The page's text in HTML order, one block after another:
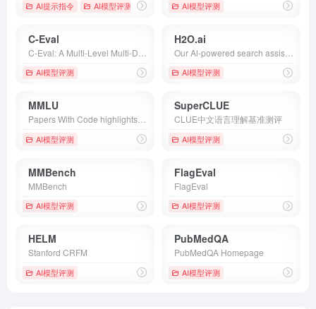
AI提示指令 AI模型评测 AI模型评测
C-Eval
AI模型评测
H2O.ai
AI模型评测
MMLU
AI模型评测
SuperCLUE
CLUE中文语言理解基准测评
AI模型评测
MMBench
MMBench
AI模型评测
FlagEval
FlagEval
AI模型评测
HELM
Stanford CRFM
AI模型评测
PubMedQA
PubMedQA Homepage
AI模型评测